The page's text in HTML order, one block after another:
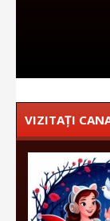
VIZITAȚI